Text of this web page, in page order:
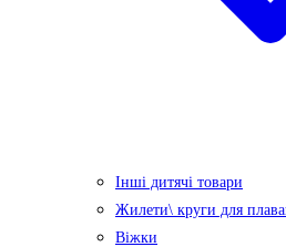
Інші дитячі товари
Жилети\ круги для
Віжки